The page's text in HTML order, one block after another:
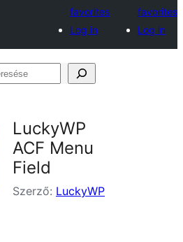
favorites
Log in
favorites
Log in
LuckyWP
ACF Menu
Field
Szerző: LuckyWP